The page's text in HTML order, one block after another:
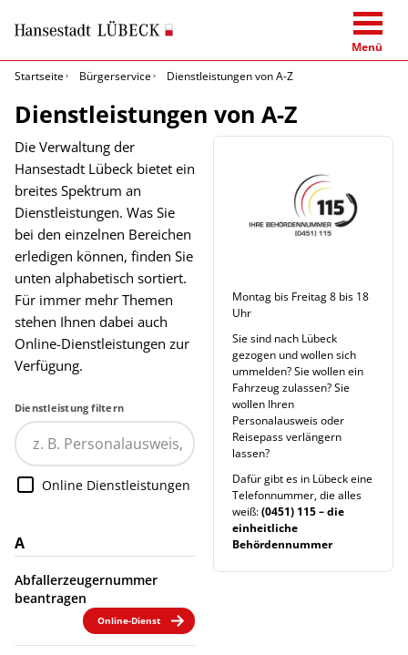
Menü
Startseite
Bürgerservice Dienstleistungen von A-Z
Dienstleistungen von A-Z
Die Verwaltung der
Hansestadt Lübeck bietet ein
breites Spektrum an
Dienstleistungen. Was Sie
bei den einzelnen Bereichen
erledigen können, finden Sie
unten alphabetisch sortiert.
Für immer mehr Themen
stehen Ihnen dabei auch
Online-Dienstleistungen zur
Verfügung.
Dienstleistung filtern
Online Dienstleistungen
A
Abfallerzeugernummer
beantragen
Online-Dienst
Montag bis Freitag 8 bis 18
Uhr
Sie sind nach Lübeck
gezogen und wollen sich
ummelden? Sie wollen ein
Fahrzeug zulassen? Sie
wollen Ihren
Personalausweis oder
Reisepass verlängern
lassen?
Dafür gibt es in Lübeck eine
Telefonnummer, die alles
weiß:(0451) 115 – die
einheitliche
Behördennummer